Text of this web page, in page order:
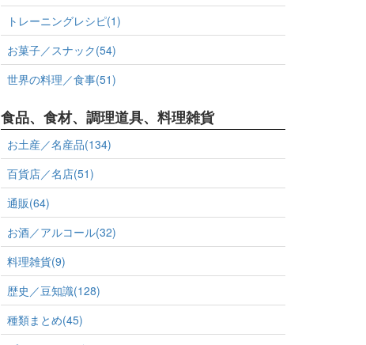
トレーニングレシピ(1)
お菓子／スナック(54)
世界の料理／食事(51)
食品、食材、調理道具、料理雑貨
お土産／名産品(134)
百貨店／名店(51)
通販(64)
お酒／アルコール(32)
料理雑貨(9)
歴史／豆知識(128)
種類まとめ(45)